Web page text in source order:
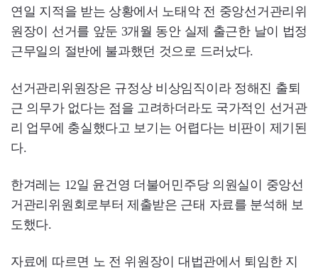
연일 지적을 받는 상황에서 노태악 전 중앙선거관리위
원장이 선거를 앞둔 3개월 동안 실제 출근한 날이 법정
근무일의 절반에 불과했던 것으로 드러났다.
선거관리위원장은 규정상 비상임직이라 정해진 출퇴
근 의무가 없다는 점을 고려하더라도 국가적인 선거관
리 업무에 충실했다고 보기는 어렵다는 비판이 제기된
다.
한겨레는 12일 윤건영 더불어민주당 의원실이 중앙선
거관리위원회로부터 제출받은 근태 자료를 분석해 보
도했다.
자료에 따르면 노 전 위원장이 대법관에서 퇴임한 지